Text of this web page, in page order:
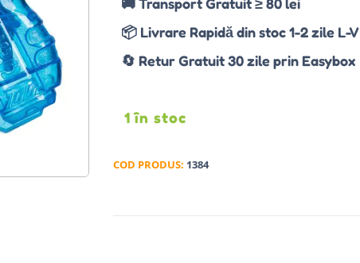
📦 Livrare Rapidă din stoc 1-2 zile L-V
🔄 Retur Gratuit 30 zile prin Easybox
1 în stoc
COD PRODUS: 1384